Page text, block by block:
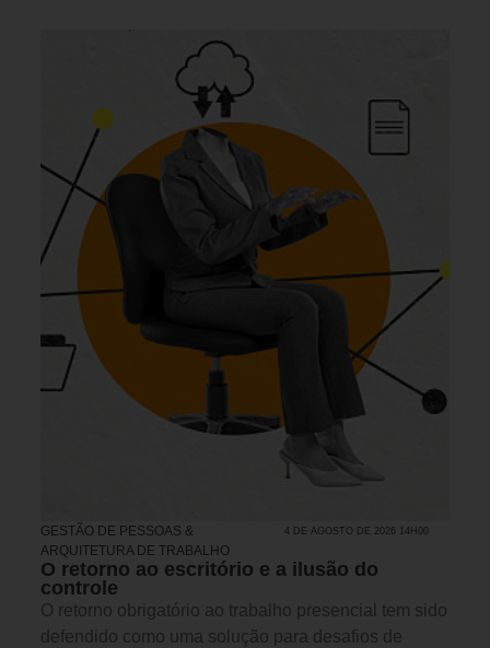
GESTÃO DE PESSOAS &
ARQUITETURA DE TRABALHO
4 DE AGOSTO DE 2026 14H00
O retorno ao escritório e a ilusão do
controle
O retorno obrigatório ao trabalho presencial tem sido
defendido como uma solução para desafios de